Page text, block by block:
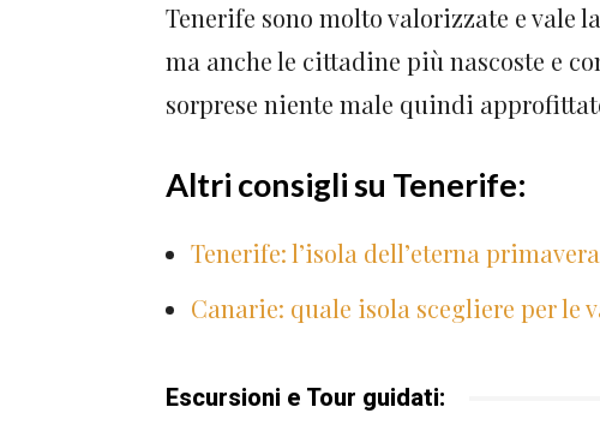
Tenerife sono molto valorizzate e
ma anche le cittadine più nascoste e
sorprese niente male quindi
Altri consigli su Tenerife:
Tenerife: l’isola dell’eterna primavera
Canarie: quale isola scegliere per le
Escursioni e Tour guidati: